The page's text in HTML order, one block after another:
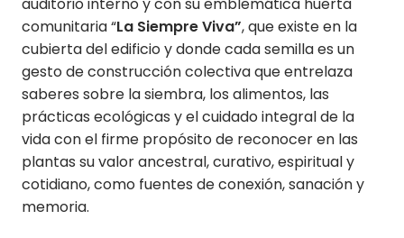
comunitaria “La Siempre Viva”, que existe en la
cubierta del edificio y donde cada semilla es un
gesto de construcción colectiva que entrelaza
saberes sobre la siembra, los alimentos, las
prácticas ecológicas y el cuidado integral de la
vida con el firme propósito de reconocer en las
plantas su valor ancestral, curativo, espiritual y
cotidiano, como fuentes de conexión, sanación y
memoria.